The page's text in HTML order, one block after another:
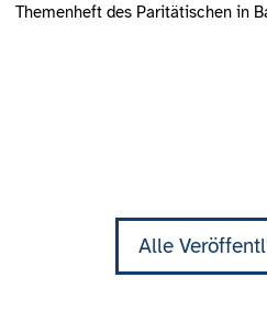
Themenheft des Paritätischen in
Alle